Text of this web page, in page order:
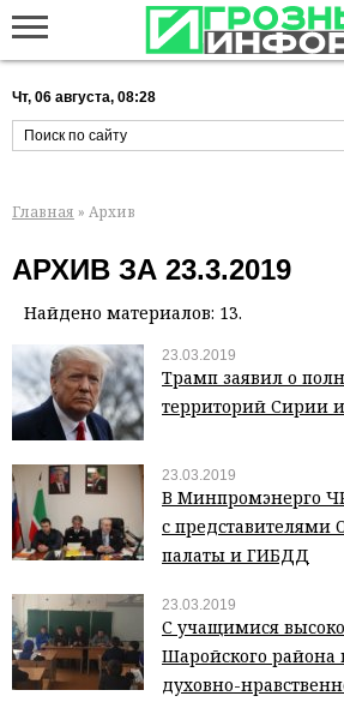
Чт, 06 августа, 08:28
Главная » Архив
АРХИВ ЗА 23.3.2019
Найдено материалов: 13.
23.03.2019
Трамп заявил о
территорий Сирии
23.03.2019
В Минпромэнерго ЧР
с представителями
палаты и ГИБДД
23.03.2019
С учащимися
Шаройского района
духовно-